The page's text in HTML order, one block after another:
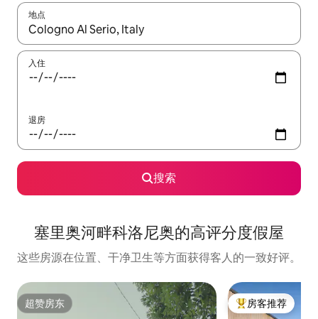
地点
如有搜索结果，请使用上下方向键查看，或通过点击或滑动手势
入住
退房
搜索
塞里奥河畔科洛尼奥的高评分度假屋
这些房源在位置、干净卫生等方面获得客人的一致好评。
超赞房东
超赞房东 热门「房客推荐」
房客推荐